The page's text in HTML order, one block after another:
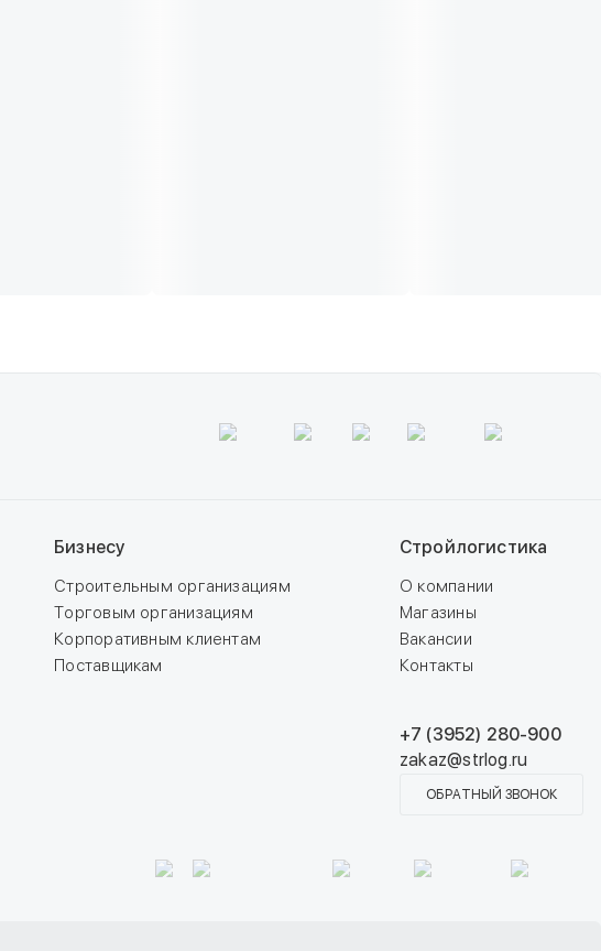
Бизнесу
Строительным организациям
Торговым организациям
Корпоративным клиентам
Поставщикам
Стройлогистика
О компании
Магазины
Вакансии
Контакты
+7 (3952) 280-900
zakaz@strlog.ru
ОБРАТНЫЙ ЗВОНОК